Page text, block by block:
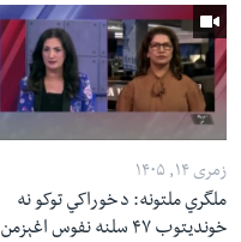
زمری ۱۴, ۱۴۰۵
ملگري ملتونه: د خوراکي توکو نه
خوندیتوب ۴۷ سلنه نفوس اغېزمن